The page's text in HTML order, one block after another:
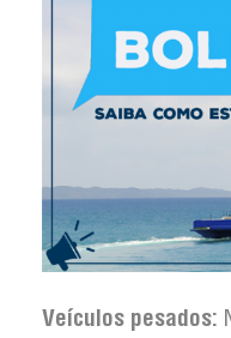
Veículos pesados: